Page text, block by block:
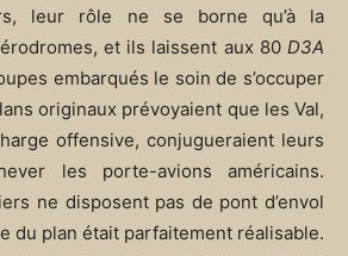
leur rôle ne se borne qu’à la
et ils laissent aux 80 D3A
embarqués le soin de s’occuper
originaux prévoyaient que les Val,
offensive, conjugueraient leurs
les porte-avions américains.
ne disposent pas de pont d’envol
du plan était parfaitement réalisable.